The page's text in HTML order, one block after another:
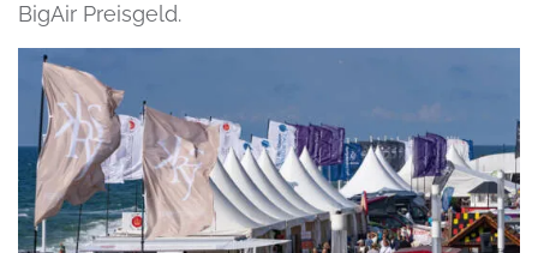
BigAir Preisgeld.